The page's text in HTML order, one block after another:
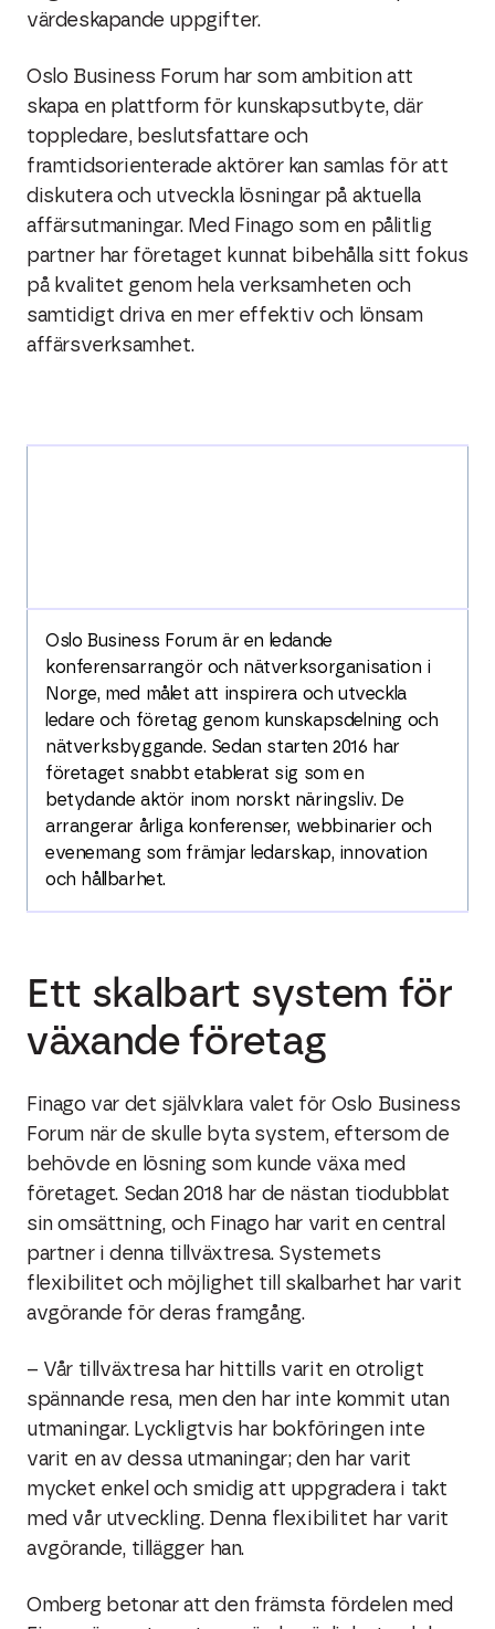
värdeskapande uppgifter.
Oslo Business Forum har som ambition att
skapa en plattform för kunskapsutbyte, där
toppledare, beslutsfattare och
framtidsorienterade aktörer kan samlas för att
diskutera och utveckla lösningar på aktuella
affärsutmaningar. Med Finago som en pålitlig
partner har företaget kunnat bibehålla sitt fokus
på kvalitet genom hela verksamheten och
samtidigt driva en mer effektiv och lönsam
affärsverksamhet.
Oslo Business Forum är en ledande
konferensarrangör och nätverksorganisation i
Norge, med målet att inspirera och utveckla
ledare och företag genom kunskapsdelning och
nätverksbyggande. Sedan starten 2016 har
företaget snabbt etablerat sig som en
betydande aktör inom norskt näringsliv. De
arrangerar årliga konferenser, webbinarier och
evenemang som främjar ledarskap, innovation
och hållbarhet.
Ett skalbart system för
växande företag
Finago var det självklara valet för Oslo Business
Forum när de skulle byta system, eftersom de
behövde en lösning som kunde växa med
företaget. Sedan 2018 har de nästan tiodubblat
sin omsättning, och Finago har varit en central
partner i denna tillväxtresa. Systemets
flexibilitet och möjlighet till skalbarhet har varit
avgörande för deras framgång.
– Vår tillväxtresa har hittills varit en otroligt
spännande resa, men den har inte kommit utan
utmaningar. Lyckligtvis har bokföringen inte
varit en av dessa utmaningar; den har varit
mycket enkel och smidig att uppgradera i takt
med vår utveckling. Denna flexibilitet har varit
avgörande, tillägger han.
Omberg betonar att den främsta fördelen med